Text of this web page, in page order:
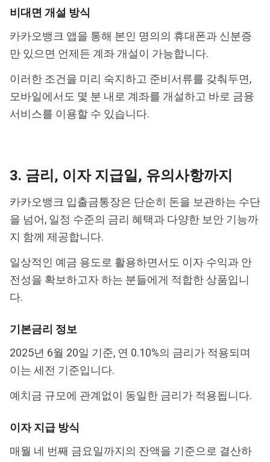
비대면 개설 방식
카카오뱅크 앱을 통해 본인 명의의 휴대폰과 신분증
만 있으면 언제든 계좌 개설이 가능합니다.
이러한 조건을 미리 숙지하고 준비서류를 갖춰두면,
모바일에서도 몇 분 내로 계좌를 개설하고 바로 금융
서비스를 이용할 수 있습니다.
3. 금리, 이자 지급일, 유의사항까지
카카오뱅크 입출금통장은 단순히 돈을 보관하는 수단
을 넘어, 일정 수준의 금리 혜택과 다양한 보안 기능까
지 함께 제공합니다.
일상적인 예금 용도로 활용하면서도 이자 수익과 안
전성을 확보하고자 하는 분들에게 적합한 상품입니
다.
기본금리 정보
2025년 6월 20일 기준, 연 0.10%의 금리가 적용되며
이는 세전 기준입니다.
예치금 규모에 관계없이 동일한 금리가 적용됩니다.
이자 지급 방식
매월 네 번째 금요일까지의 잔액을 기준으로 결산하